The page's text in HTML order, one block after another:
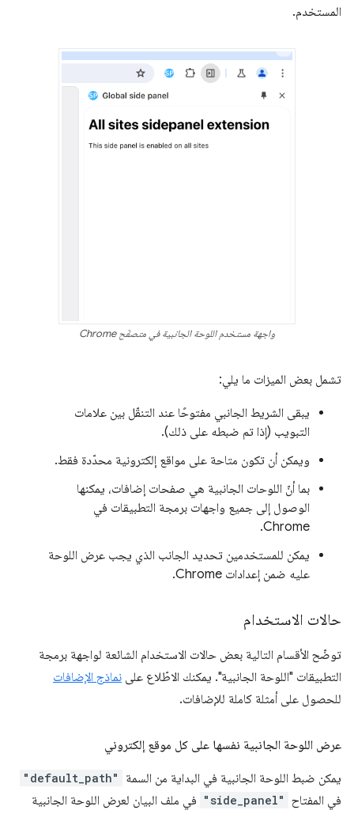
المستخدم.
واجهة مستخدم اللوحة الجانبية في متصفّح Chrome
تشمل بعض الميزات ما يلي:
يبقى الشريط الجانبي مفتوحًا عند التنقّل بين علامات
التبويب (إذا تم ضبطه على ذلك).
ويمكن أن تكون متاحة على مواقع إلكترونية محدّدة فقط.
بما أنّ اللوحات الجانبية هي صفحات إضافات، يمكنها
الوصول إلى جميع واجهات برمجة التطبيقات في
Chrome.
يمكن للمستخدمين تحديد الجانب الذي يجب عرض اللوحة
عليه ضمن إعدادات Chrome.
حالات الاستخدام
توضّح الأقسام التالية بعض حالات الاستخدام الشائعة لواجهة برمجة
التطبيقات "اللوحة الجانبية". يمكنك الاطّلاع على نماذج الإضافات
للحصول على أمثلة كاملة للإضافات.
عرض اللوحة الجانبية نفسها على كل موقع إلكتروني
يمكن ضبط اللوحة الجانبية في البداية من السمة "default_path"
في المفتاح "side_panel" في ملف البيان لعرض اللوحة الجانبية